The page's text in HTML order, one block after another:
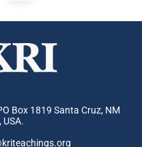
Box 1819 Santa Cruz, NM
USA.